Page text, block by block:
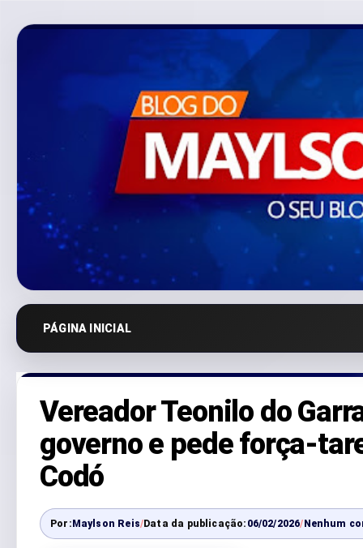
PÁGINA INICIAL
Vereador Teonilo do
governo e pede força-
Codó
Por:Maylson Reis/Data da publicação: 06/02/2026/Nenhum